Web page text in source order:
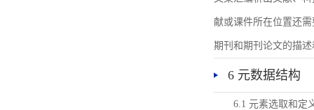
献或课件所在位置还
期刊和期刊论文的描
6 元数据结构
6.1 元素选取和定